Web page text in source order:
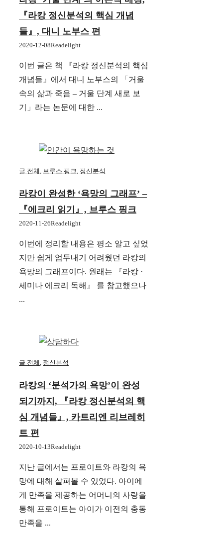
『라캉 정신분석의 핵심 개념
들』, 대니 노부스 편
2020-12-08Readelight
이번 글은 책 『라캉 정신분석의 핵심
개념들』에서 대니 노부스의 「거울
속의 삶과 죽음 – 거울 단계 새로 보
기」라는 논문에 대한 ...
글 전체 브루스 핑크 정신분석
라캉이 완성한 ‘욕망의 그래프’ –
『에크리 읽기』, 브루스 핑크
2020-11-26Readelight
이번에 정리할 내용은 평소 알고 싶었
지만 쉽게 엄두내기 어려웠던 라캉의
욕망의 그래프이다. 원래는 『라캉 ·
세미나 에크리 독해』 를 참고했으나
...
글 전체 정신분석
라캉의 ‘분석가의 욕망’이 완성
되기까지, 『라캉 정신분석의 핵
심 개념들』, 카트리엔 리브레히
트 편
2020-10-13Readelight
지난 글에서는 프로이트와 라캉의 욕
망에 대해 살펴볼 수 있었다. 아이에
게 만족을 제공하는 어머니의 사랑을
통해 프로이트는 아이가 이전의 충동
만족을 ...